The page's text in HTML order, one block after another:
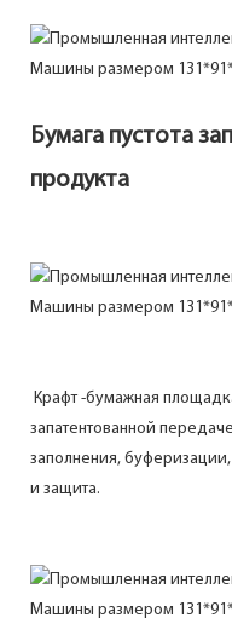
Бумага пустота
продукта
Крафт -бумажная
запатентованной
заполнения, буферизации,
и защита.